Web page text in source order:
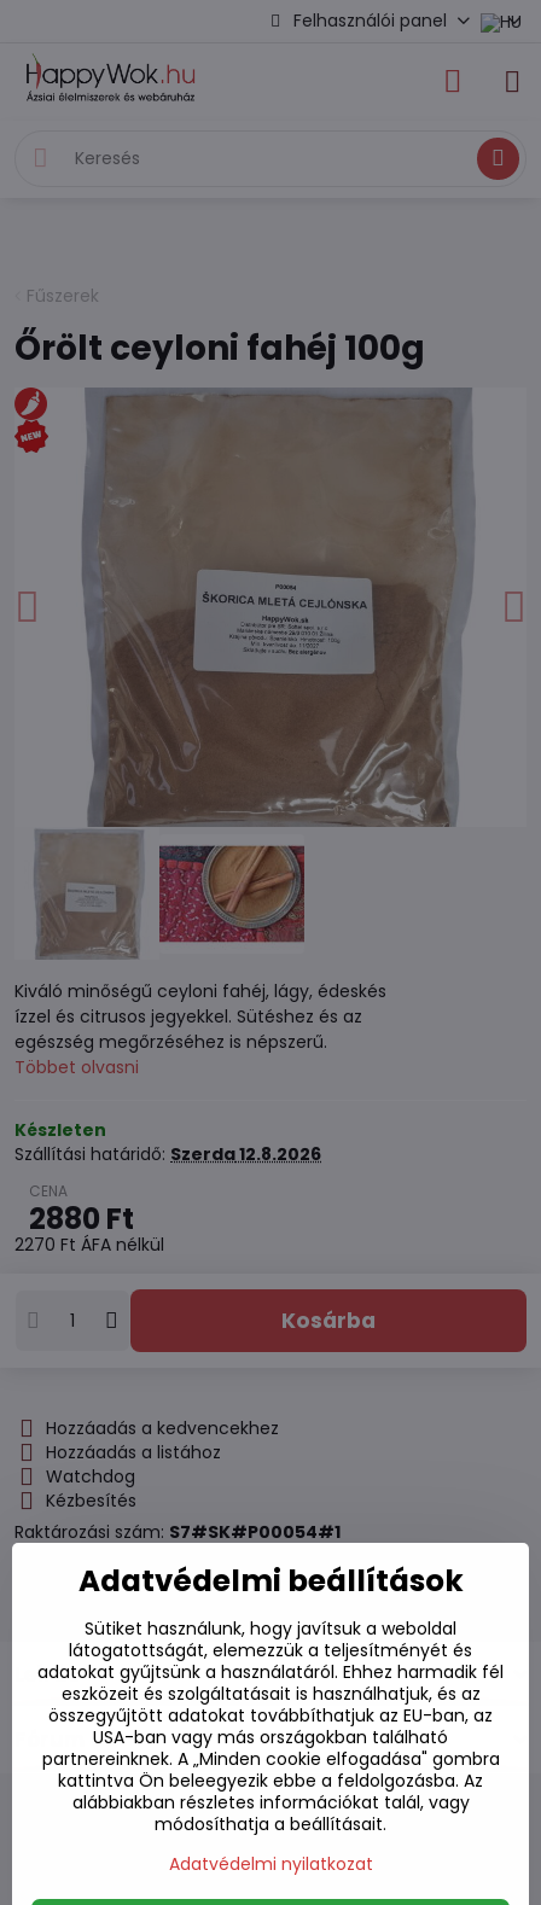
Felhasználói panel
Keresés
Fűszerek
Őrölt ceyloni fahéj 100g
Kiváló minőségű ceyloni fahéj, lágy, édeskés
ízzel és citrusos jegyekkel. Sütéshez és az
egészség megőrzéséhez is népszerű.
Többet olvasni
Készleten
Szállítási határidő: Szerda12.8.2026
2880 Ft
2270 Ft ÁFA nélkül
Kosárba
Hozzáadás a kedvencekhez
Hozzáadás a listához
Watchdog
Kézbesítés
Raktározási szám: S7#SK#P00054#1
Leírás
0
Alternatív termékek
Adatvédelmi beállítások
Sütiket használunk, hogy javítsuk a weboldal
látogatottságát, elemezzük a teljesítményét és
adatokat gyűjtsünk a használatáról. Ehhez harmadik fél
eszközeit és szolgáltatásait is használhatjuk, és az
összegyűjtött adatokat továbbíthatjuk az EU-ban, az
USA-ban vagy más országokban található
partnereinknek. A „Minden cookie elfogadása" gombra
kattintva Ön beleegyezik ebbe a feldolgozásba. Az
alábbiakban részletes információkat talál, vagy
módosíthatja a beállításait.
Adatvédelmi nyilatkozat